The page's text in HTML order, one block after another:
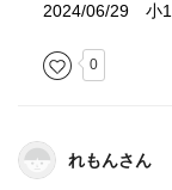
2024/06/29 小1
0
れもんさん